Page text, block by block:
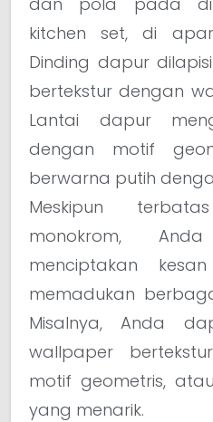
kitchen set, di
Dinding dapur
bertekstur dengan
Lantai dapur
dengan motif
berwarna putih
Meskipun
monokrom,
menciptakan
memadukan
Misalnya, Anda
wallpaper
motif geometris,
yang menarik.